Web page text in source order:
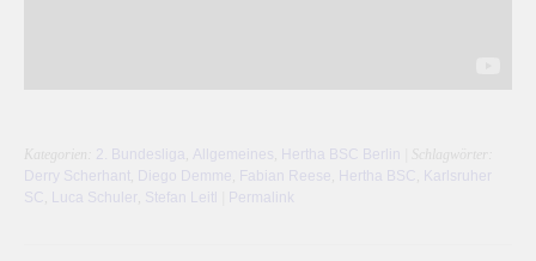
Kategorien: 2. Bundesliga Allgemeines Hertha BSC Berlin
| Schlagwörter:
Derry Scherhant Diego Demme Fabian Reese Hertha BSC
Karlsruher
SC
Luca Schuler Stefan Leitl Permalink